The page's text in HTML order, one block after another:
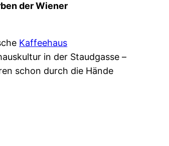
der Wiener
Kaffeehaus
in der Staudgasse –
schon durch die Hände